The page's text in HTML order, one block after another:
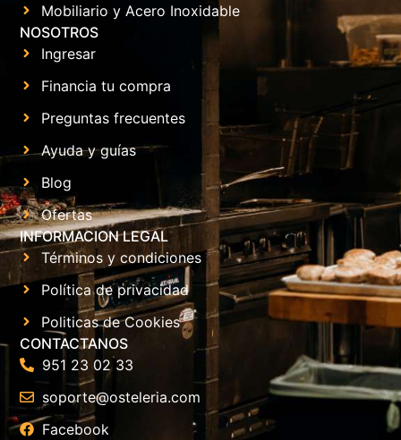
Mobiliario y Acero Inoxidable
NOSOTROS
Ingresar
Financia tu compra
Preguntas frecuentes
Ayuda y guías
Blog
Ofertas
INFORMACION LEGAL
Términos y condiciones
Política de privacidad
Politicas de Cookies
CONTACTANOS
951 23 02 33
soporte@osteleria.com
Facebook